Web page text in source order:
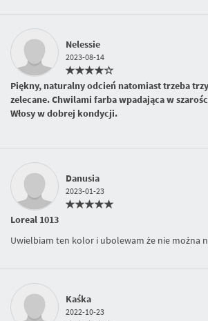
Nelessie
2023-08-14
Piękny, naturalny odcień natomiast trzeba
zelecane. Chwilami farba wpadająca w
Włosy w dobrej kondycji.
Danusia
2023-01-23
Loreal 1013
Uwielbiam ten kolor i ubolewam że nie można
Kaśka
2022-10-23